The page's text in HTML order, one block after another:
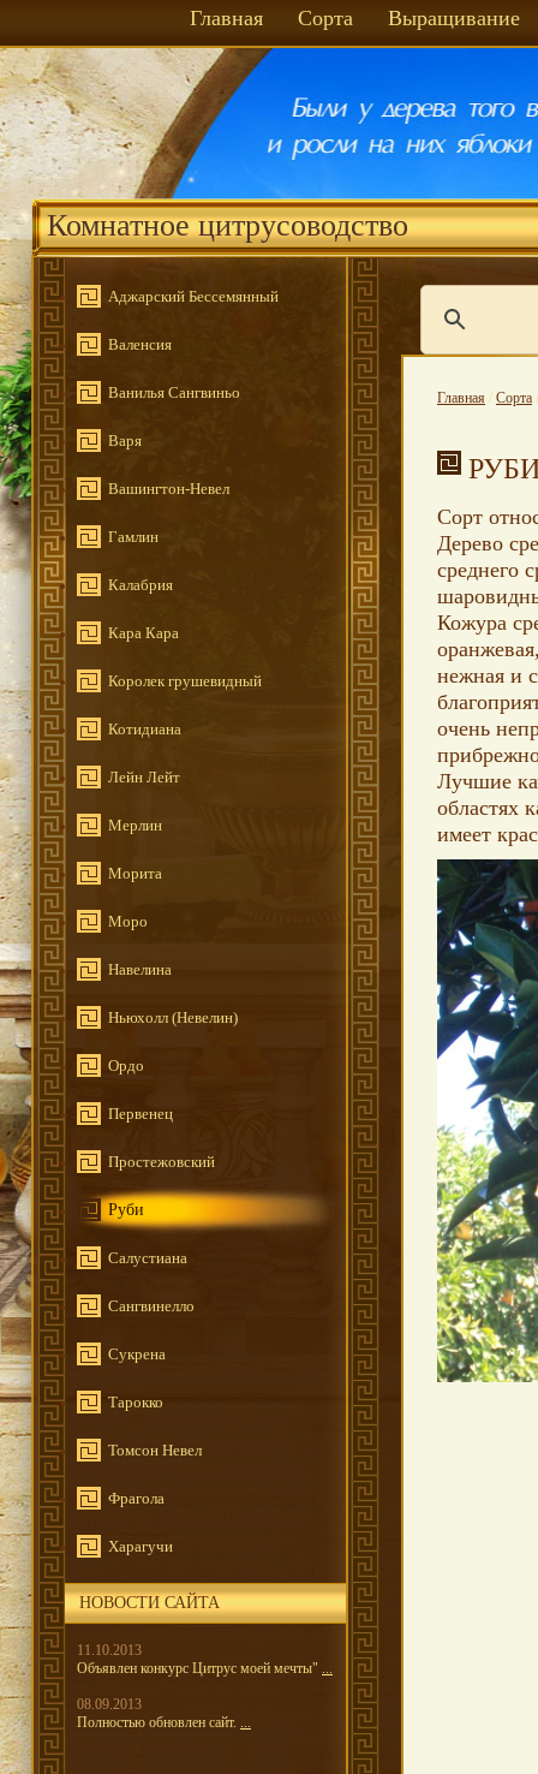
Главная Сорта Выращивание
Комнатное цитрусоводство
Аджарский Бессемянный
Валенсия
Ванилья Сангвиньо
Варя
Вашингтон-Невел
Гамлин
Калабрия
Кара Кара
Королек грушевидный
Котидиана
Лейн Лейт
Мерлин
Морита
Моро
Навелина
Ньюхолл (Невелин)
Ордо
Первенец
Простежовский
Руби
Салустиана
Сангвинелло
Сукрена
Тарокко
Томсон Невел
Фрагола
Харагучи
НОВОСТИ САЙТА
11.10.2013
Объявлен конкурс Цитрус моей мечты" ...
08.09.2013
Полностью обновлен сайт. ...
Главная / Сорта
Сорт
Дерево
среднего
Кожура
нежная и
очень
Лучшие
областях
имеет